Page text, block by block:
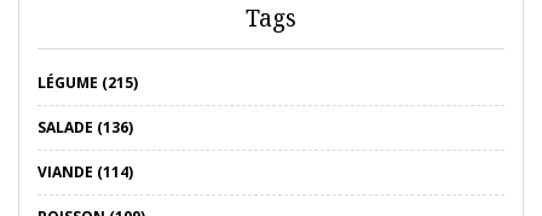
Tags
LÉGUME (215)
SALADE (136)
VIANDE (114)